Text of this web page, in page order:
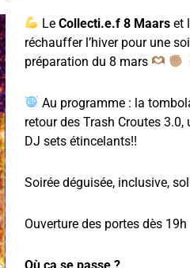
LeCollecti.e.f 8 Maars et
réchauffer l’hiver pour une
préparation du 8 mars
Au programme : la
retour des Trash Croutes
DJ sets étincelants!!
Soirée déguisée, inclusive,
Ouverture des portes dès 19h
Où ça se passe ?